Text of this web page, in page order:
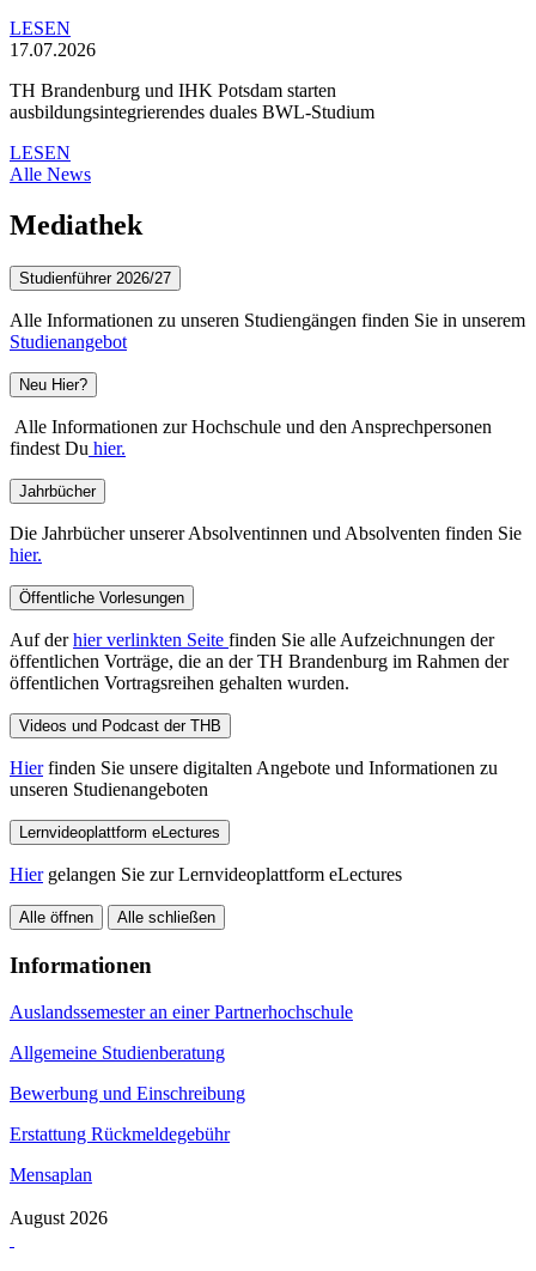
LESEN
17.07.2026
TH Brandenburg und IHK Potsdam starten
ausbildungsintegrierendes duales BWL-Studium
LESEN
Alle News
Mediathek
Studienführer 2026/27
Alle Informationen zu unseren Studiengängen finden Sie in unserem
Studienangebot
Neu Hier?
Alle Informationen zur Hochschule und den Ansprechpersonen
findest Du hier.
Jahrbücher
Die Jahrbücher unserer Absolventinnen und Absolventen finden Sie
hier.
Öffentliche Vorlesungen
Auf derhier verlinkten Seite finden Sie alle Aufzeichnungen der
öffentlichen Vorträge, die an der TH Brandenburg im Rahmen der
öffentlichen Vortragsreihen gehalten wurden.
Videos und Podcast der THB
Hierfinden Sie unsere digitalten Angebote und Informationen zu
unseren Studienangeboten
Lernvideoplattform eLectures
Hiergelangen Sie zur Lernvideoplattform eLectures
Alle öffnen Alle schließen
Informationen
Auslandssemester an einer Partnerhochschule
Allgemeine Studienberatung
Bewerbung und Einschreibung
Erstattung Rückmeldegebühr
Mensaplan
August 2026